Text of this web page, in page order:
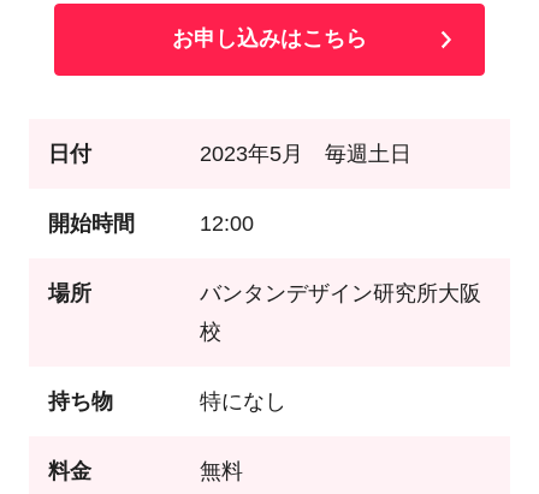
お申し込みはこちら
日付 2023年5月 毎週土日
開始時間 12:00
場所
バンタンデザイン研究所大阪
校
持ち物 特になし
料金 無料